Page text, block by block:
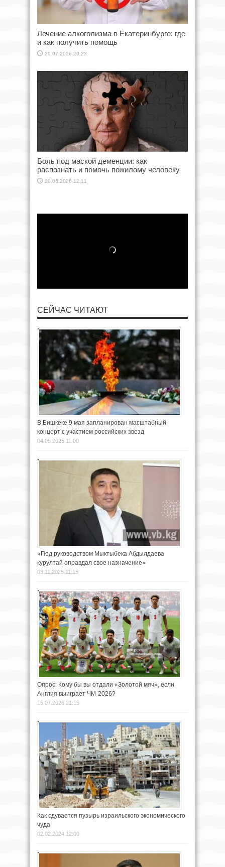
Лечение алкоголизма в Екатеринбурге: где
и как получить помощь
29.07.2026 20:23
Боль под маской деменции: как
распознать и помочь пожилому человеку
20.06.2026 12:11
СЕЙЧАС ЧИТАЮТ
В Бишкеке 9 мая запланирован масштабный
концерт с участием российских звезд
04.05.2025 11:00
«Под руководством Мыктыбека Абдылдаева
курултай оправдал свое назначение»
03.11.2025 11:15
Опрос: Кому бы вы отдали «Золотой мяч», если
Англия выиграет ЧМ-2026?
15.07.2026 21:15
Как сдувается пузырь израильского экономического
чуда
02.02.2024 12:00